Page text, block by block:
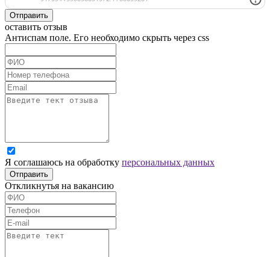
Отправить
оставить отзыв
Антиспам поле. Его необходимо скрыть через css
Я соглашаюсь на обработку персональных данных
Отправить
Откликнутья на вакансию